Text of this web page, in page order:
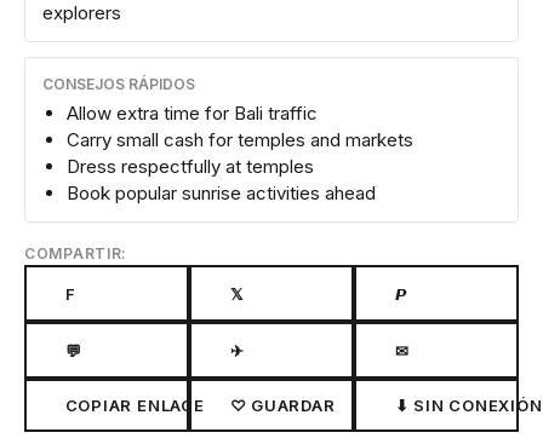
explorers
CONSEJOS RÁPIDOS
Allow extra time for Bali traffic
Carry small cash for temples and markets
Dress respectfully at temples
Book popular sunrise activities ahead
COMPARTIR:
F 𝕏 𝙋
💬 ✈ ✉
COPIAR ENLACE ♡ GUARDAR ⬇ SIN CONEXIÓN